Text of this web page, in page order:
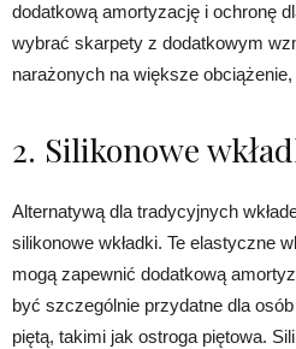
dodatkową amortyzację i ochronę
wybrać skarpety z dodatkowym
narażonych na większe
2. Silikonowe
Alternatywą dla tradycyjnych
silikonowe wkładki. Te elastyczne
mogą zapewnić dodatkową
być szczególnie przydatne dla
piętą, takimi jak ostroga piętowa.